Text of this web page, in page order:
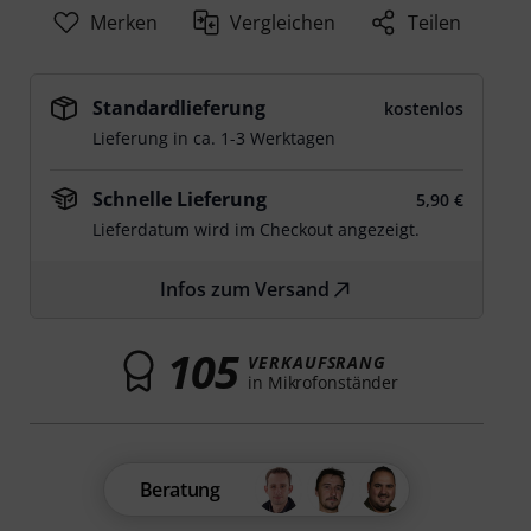
Merken Vergleichen Teilen
Standardlieferung
kostenlos
Lieferung in ca. 1-3 Werktagen
Schnelle Lieferung
5,90 €
Lieferdatum wird im Checkout angezeigt.
Infos zum Versand
105 VERKAUFSRANG
in Mikrofonständer
Beratung